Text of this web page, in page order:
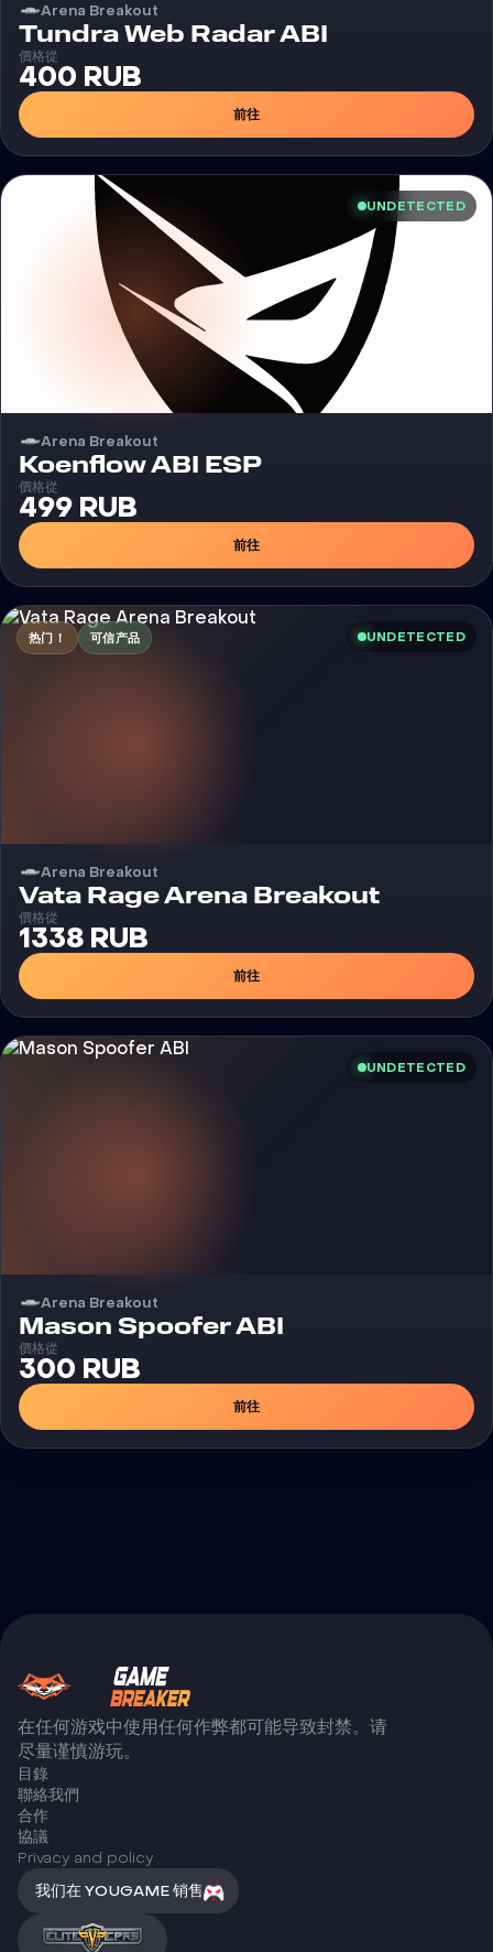
Arena Breakout
Tundra Web Radar ABI
價格從
400 RUB
前往
UNDETECTED
Arena Breakout
Koenflow ABI ESP外挂
價格從
499 RUB
前往
热门！ 可信产品 UNDETECTED
Arena Breakout
Vata Rage Arena Breakout外挂
價格從
1338 RUB
前往
UNDETECTED
Arena Breakout
Mason Spoofer ABI
價格從
300 RUB
前往
在任何游戏中使用任何作弊都可能导致封禁。请
尽量谨慎游玩。
目錄
聯絡我們
合作
協議
Privacy and policy
我们在 YOUGAME 销售